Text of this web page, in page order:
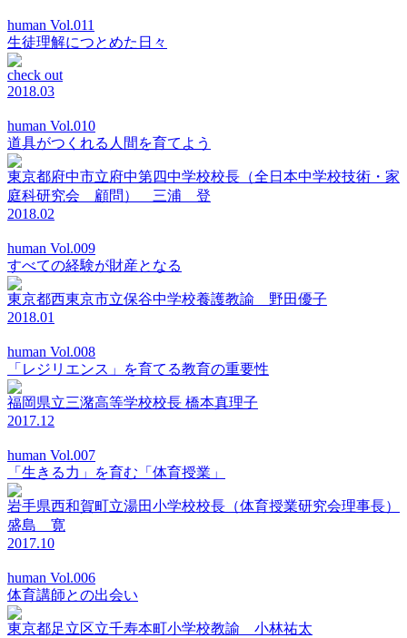
human Vol.011
生徒理解につとめた日々
check out
2018.03
human Vol.010
道具がつくれる人間を育てよう
東京都府中市立府中第四中学校校長（全日本中学校技術・家
庭科研究会 顧問） 三浦 登
2018.02
human Vol.009
すべての経験が財産となる
東京都西東京市立保谷中学校養護教諭 野田優子
2018.01
human Vol.008
「レジリエンス」を育てる教育の重要性
福岡県立三潴高等学校校長 橋本真理子
2017.12
human Vol.007
「生きる力」を育む「体育授業」
岩手県西和賀町立湯田小学校校長（体育授業研究会理事長）
盛島 寛
2017.10
human Vol.006
体育講師との出会い
東京都足立区立千寿本町小学校教諭 小林祐太